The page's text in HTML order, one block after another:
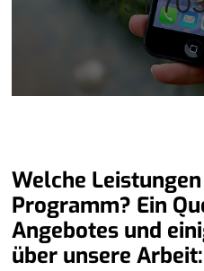
Welche
Programm? Ein
Angebotes und
über unsere Arbeit: